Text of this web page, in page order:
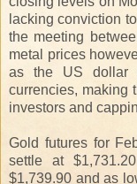
lacking conviction
the meeting
metal prices
as the US dollar
currencies, making
investors and
Gold futures for
settle at
$1,739.90 and as